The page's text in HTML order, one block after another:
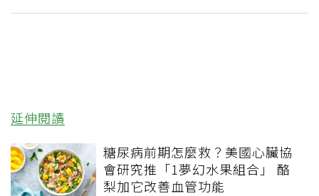
延伸閱讀
糖尿病前期怎麼救？美國心臟協
會研究推「1夢幻水果組合」 酪
梨加它改善血管功能